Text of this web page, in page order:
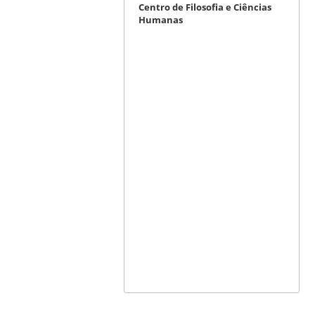
Centro de Filosofia e Ciências
Humanas